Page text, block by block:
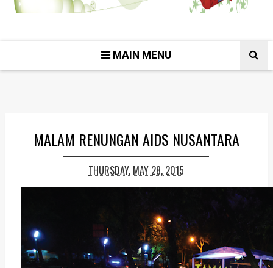
MAIN MENU
MALAM RENUNGAN AIDS NUSANTARA
THURSDAY, MAY 28, 2015